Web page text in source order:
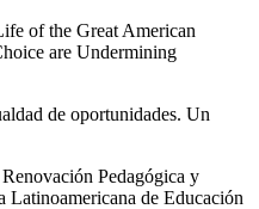
of the Great American
are Undermining
de oportunidades. Un
Pedagógica y
Latinoamericana de Educación